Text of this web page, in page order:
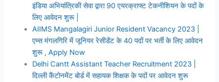
इंडिया अभियांत्रिकी सेवा द्वारा 90 एयरक्राफ्ट टेकनीशियन के पदों के
लिए आवेदन शुरू |
AIIMS Mangalagiri Junior Resident Vacancy 2023 |
एम्स मंगलगिरि में जूनियर रेसीडेंट के 40 पदों पर भर्ती के लिए आवेदन
शुरू , Apply Now
Delhi Cantt Assistant Teacher Recruitment 2023 |
दिल्ली कैंटोनमेंट बोर्ड में सहायक शिक्षक के पदों पर आवेदन शुरू